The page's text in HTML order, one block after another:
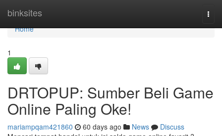
binksites
Home
Home
1
DRTOPUP: Sumber Beli Game
Online Paling Oke!
mariampqam421860 60 days ago News
Discuss